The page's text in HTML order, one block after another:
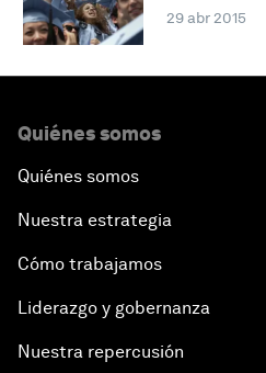
29 abr 2015
Quiénes somos
Quiénes somos
Nuestra estrategia
Cómo trabajamos
Liderazgo y gobernanza
Nuestra repercusión